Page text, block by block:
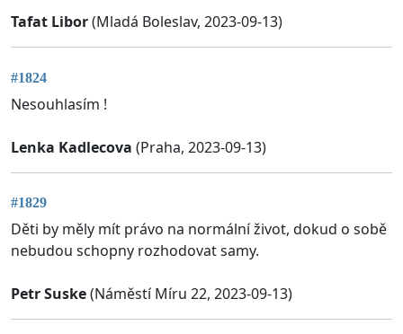
Tafat Libor(Mladá Boleslav, 2023-09-13)
#1824
Nesouhlasím !
Lenka Kadlecova (Praha, 2023-09-13)
#1829
Děti by měly mít právo na normální život, dokud o sobě
nebudou schopny rozhodovat samy.
Petr Suske(Náměstí Míru 22, 2023-09-13)